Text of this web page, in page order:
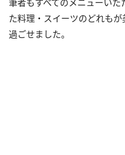
た料理・スイーツのどれも
過ごせました。